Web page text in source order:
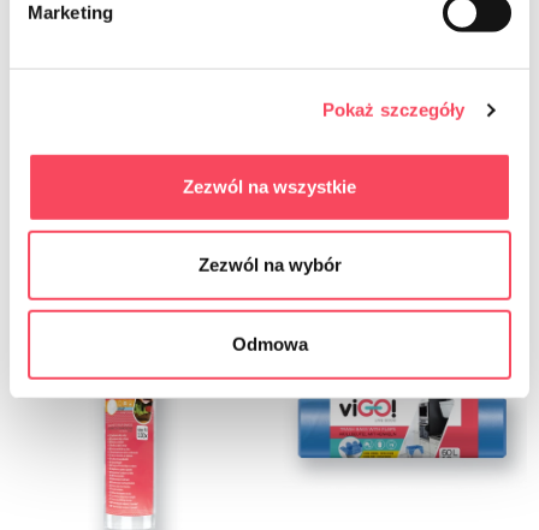
Marketing
Pokaż szczegóły
Zezwól na wszystkie
Zezwól na wybór
Odmowa
- 20 pièces